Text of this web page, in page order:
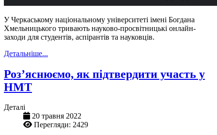
У Черкаському національному університеті імені Богдана
Хмельницького тривають науково-просвітницькі онлайн-
заходи для студентів, аспірантів та науковців.
Детальніше...
Роз’яснюємо, як підтвердити участь у
НМТ
Деталі
20 травня 2022
Перегляди: 2429